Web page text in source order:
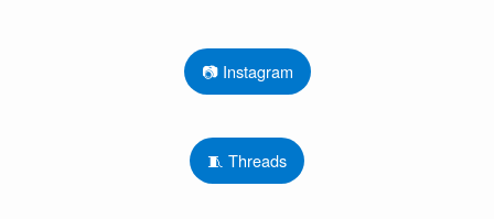
📷 Instagram
🧵 Threads